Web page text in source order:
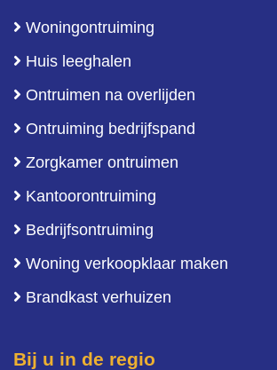
Woningontruiming
Huis leeghalen
Ontruimen na overlijden
Ontruiming bedrijfspand
Zorgkamer ontruimen
Kantoorontruiming
Bedrijfsontruiming
Woning verkoopklaar maken
Brandkast verhuizen
Bij u in de regio